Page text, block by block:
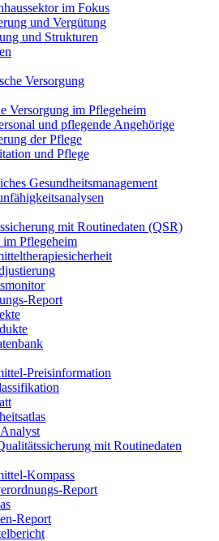
im Fokus
und Vergütung
und Strukturen
Versorgung
Versorgung im Pflegeheim
und pflegende Angehörige
der Pflege
und Pflege
Gesundheitsmanagement
mit Routinedaten (QSR)
Pflegeheim
Report
Preisinformation
mit Routinedaten
Kompass
Report
Report